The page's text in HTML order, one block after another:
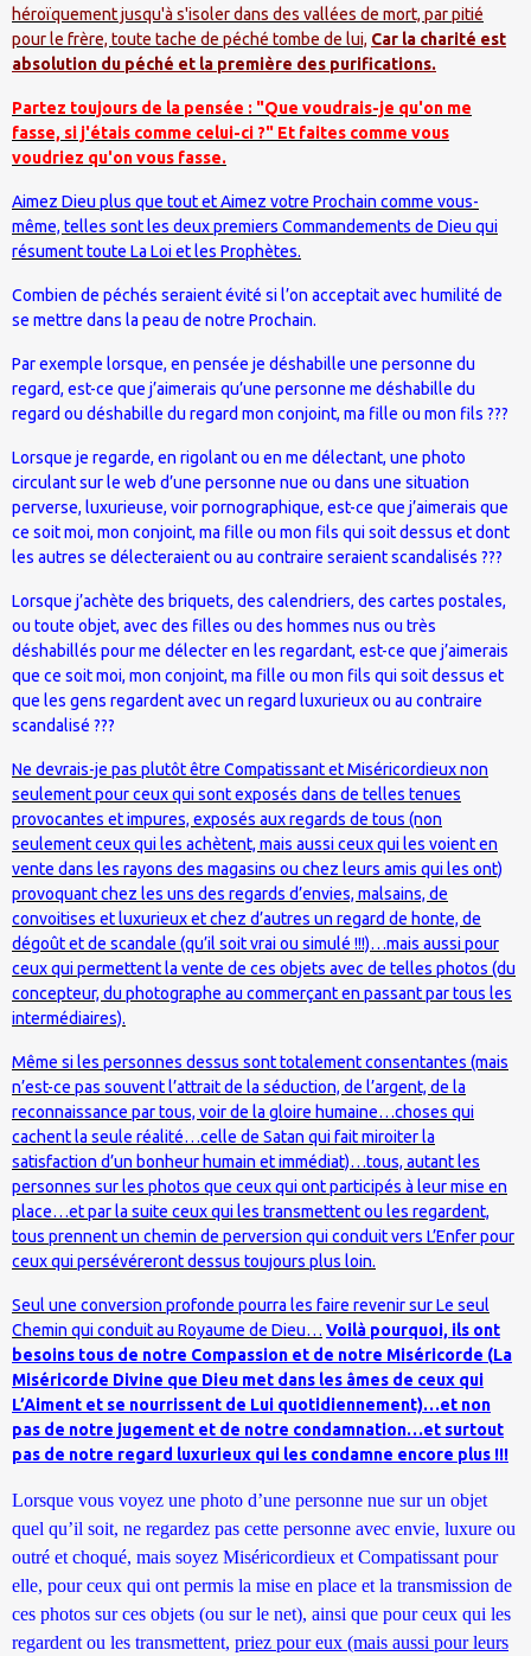
héroïquement jusqu'à s'isoler dans des vallées de mort, par pitié
pour le frère, toute tache de péché tombe de lui, Car la charité est
absolution du péché et la première des purifications.
Partez toujours de la pensée : "Que voudrais-je qu'on me
fasse, si j'étais comme celui-ci ?" Et faites comme vous
voudriez qu'on vous fasse.
Aimez Dieu plus que tout et Aimez votre Prochain comme vous-
même, telles sont les deux premiers Commandements de Dieu qui
résument toute La Loi et les Prophètes.
Combien de péchés seraient évité si l’on acceptait avec humilité de
se mettre dans la peau de notre Prochain.
Par exemple lorsque, en pensée je déshabille une personne du
regard, est-ce que j’aimerais qu’une personne me déshabille du
regard ou déshabille du regard mon conjoint, ma fille ou mon fils ???
Lorsque je regarde, en rigolant ou en me délectant, une photo
circulant sur le web d’une personne nue ou dans une situation
perverse, luxurieuse, voir pornographique, est-ce que j’aimerais que
ce soit moi, mon conjoint, ma fille ou mon fils qui soit dessus et dont
les autres se délecteraient ou au contraire seraient scandalisés ???
Lorsque j’achète des briquets, des calendriers, des cartes postales,
ou toute objet, avec des filles ou des hommes nus ou très
déshabillés pour me délecter en les regardant, est-ce que j’aimerais
que ce soit moi, mon conjoint, ma fille ou mon fils qui soit dessus et
que les gens regardent avec un regard luxurieux ou au contraire
scandalisé ???
Ne devrais-je pas plutôt être Compatissant et Miséricordieux non
seulement pour ceux qui sont exposés dans de telles tenues
provocantes et impures, exposés aux regards de tous (non
seulement ceux qui les achètent, mais aussi ceux qui les voient en
vente dans les rayons des magasins ou chez leurs amis qui les ont)
provoquant chez les uns des regards d’envies, malsains, de
convoitises et luxurieux et chez d’autres un regard de honte, de
dégoût et de scandale (qu’il soit vrai ou simulé !!!)…mais aussi pour
ceux qui permettent la vente de ces objets avec de telles photos (du
concepteur, du photographe au commerçant en passant par tous les
intermédiaires).
Même si les personnes dessus sont totalement consentantes (mais
n’est-ce pas souvent l’attrait de la séduction, de l’argent, de la
reconnaissance par tous, voir de la gloire humaine…choses qui
cachent la seule réalité…celle de Satan qui fait miroiter la
satisfaction d’un bonheur humain et immédiat)…tous, autant les
personnes sur les photos que ceux qui ont participés à leur mise en
place…et par la suite ceux qui les transmettent ou les regardent,
tous prennent un chemin de perversion qui conduit vers L’Enfer pour
ceux qui persévéreront dessus toujours plus loin.
Seul une conversion profonde pourra les faire revenir sur Le seul
Chemin qui conduit au Royaume de Dieu… Voilà pourquoi, ils ont
besoins tous de notre Compassion et de notre Miséricorde (La
Miséricorde Divine que Dieu met dans les âmes de ceux qui
L’Aiment et se nourrissent de Lui quotidiennement)…et non
pas de notre jugement et de notre condamnation…et surtout
pas de notre regard luxurieux qui les condamne encore plus !!!
Lorsque vous voyez une photo d’une personne nue sur un objet
quel qu’il soit, ne regardez pas cette personne avec envie, luxure ou
outré et choqué, mais soyez Miséricordieux et Compatissant pour
elle, pour ceux qui ont permis la mise en place et la transmission de
ces photos sur ces objets (ou sur le net), ainsi que pour ceux qui les
regardent ou les transmettent, priez pour eux (mais aussi pour leurs